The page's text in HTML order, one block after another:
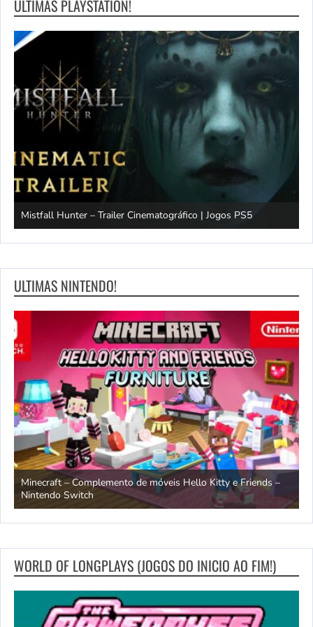
ULTIMAS PLAYSTATION!
Mistfall Hunter – Trailer Cinematográfico | Jogos PS5
ULTIMAS NINTENDO!
Minecraft – Complemento de móveis Hello Kitty e Friends –
Nintendo Switch
WORLD OF LONGPLAYS (JOGOS DO INICIO AO FIM!)